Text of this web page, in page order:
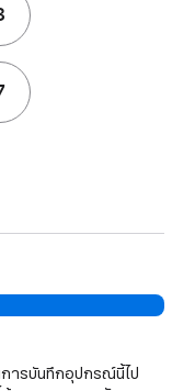
ารบันทึกอุปกรณ์นี้ไป